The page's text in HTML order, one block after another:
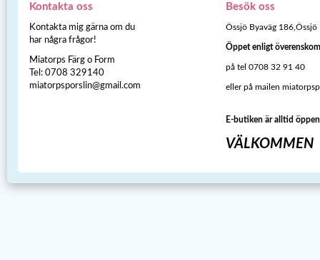
Kontakta oss
Kontakta mig gärna om du
har några frågor!
Miatorps Färg o Form
Tel: 0708 329140
miatorpsporslin@gmail.com
Besök oss
Össjö Byaväg 186,Össjö
Öppet enligt
på tel 0708 32 91 40
eller på mailen
E-butiken är alltid öppen
VÄLKOMMEN